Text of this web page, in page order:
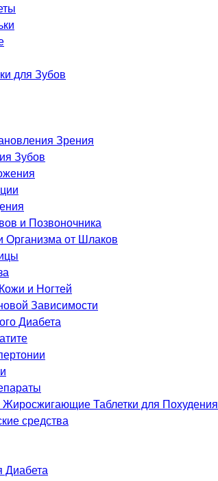
для Зубов
Зрения
Зубов
и Позвоночника
Организма от Шлаков
и Ногтей
Зависимости
Диабета
Таблетки для Похудения
средства
Диабета